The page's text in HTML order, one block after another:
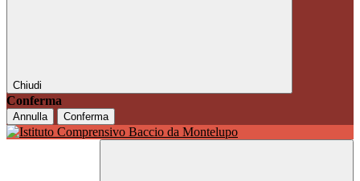
Chiudi
Conferma
Annulla Conferma